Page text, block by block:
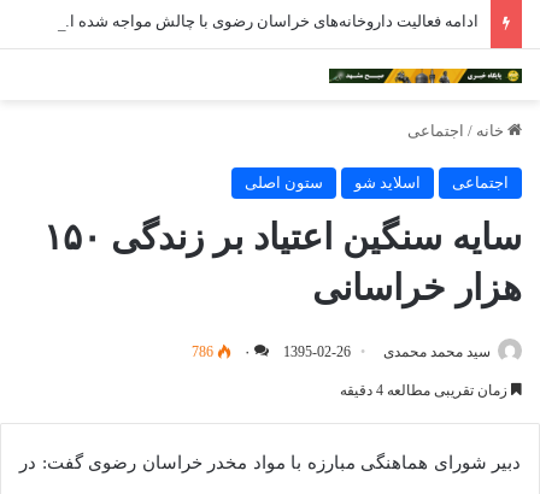
ادامه فعالیت داروخانه‌های خراسان رضوی با چالش مواجه شده است
خانه / اجتماعی
اجتماعی اسلاید شو ستون اصلی
سایه سنگین اعتیاد بر زندگی ۱۵۰
هزار خراسانی
سید محمد محمدی 1395-02-26 ۰ 786
زمان تقریبی مطالعه 4 دقیقه
دبیر شورای هماهنگی مبارزه با مواد مخدر خراسان رضوی گفت: در